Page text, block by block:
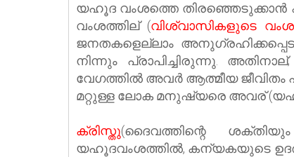
യഹൂദ വംശത്തെ തിരഞ്ഞെടുക്കാന്‍
വംശത്തില് (വിശ്വാസികളുടെ
ജനതകളെല്ലാം
നിന്നും പ്രാപിച്ചിരുന്നു.
വേഗത്തില്‍ അവര്‍ ആത്മീയ ജീവിതം
മറ്റുള്ള ലോക മനുഷ്യരെ അവര്
ക്രിസ്തു(ദൈവത്തിന്റെ
യഹൂദവംശത്തില്‍, കന്യകയുടെ